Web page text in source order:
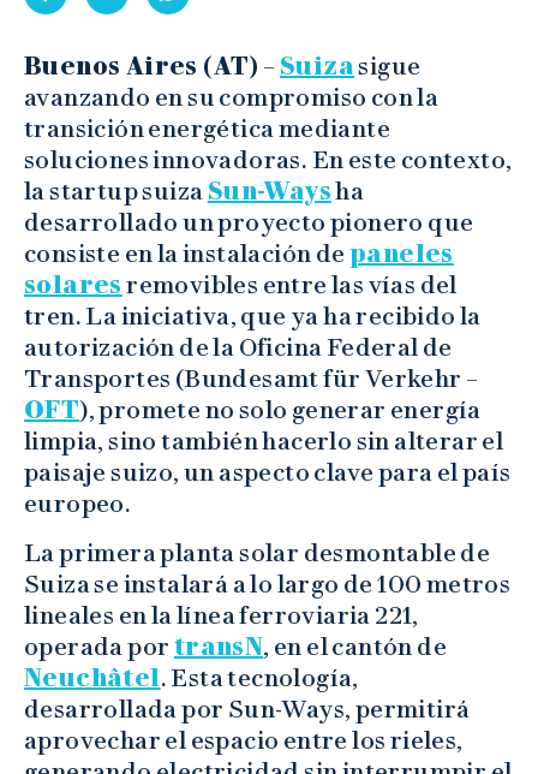
Buenos Aires (AT) – Suizasigue
avanzando en su compromiso con la
transición energética mediante
soluciones innovadoras. En este contexto,
la startup suiza Sun-Waysha
desarrollado un proyecto pionero que
consiste en la instalación de paneles
solares removibles entre las vías del
tren. La iniciativa, que ya ha recibido la
autorización de la Oficina Federal de
Transportes (Bundesamt für Verkehr –
OFT), promete no solo generar energía
limpia, sino también hacerlo sin alterar el
paisaje suizo, un aspecto clave para el país
europeo.
La primera planta solar desmontable de
Suiza se instalará a lo largo de 100 metros
lineales en la línea ferroviaria 221,
operada por transN, en el cantón de
Neuchâtel. Esta tecnología,
desarrollada por Sun-Ways, permitirá
aprovechar el espacio entre los rieles,